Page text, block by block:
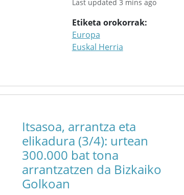
Last updated 3 mins ago
Etiketa orokorrak
Europa
Euskal Herria
Itsasoa, arrantza eta
elikadura (3/4): urtean
300.000 bat tona
arrantzatzen da Bizkaiko
Golkoan